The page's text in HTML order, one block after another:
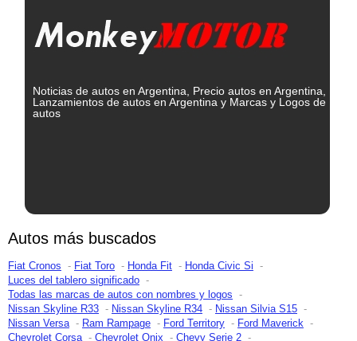
Noticias de autos en Argentina, Precio autos en Argentina,
Lanzamientos de autos en Argentina y Marcas y Logos de
autos
Autos más buscados
Fiat Cronos Fiat Toro Honda Fit
Honda Civic Si
Luces del tablero significado
Todas las marcas de autos con nombres y logos
Nissan Skyline R33
Nissan Skyline R34
Nissan Silvia S15
Nissan Versa
Ram Rampage Ford Territory
Ford Maverick
Chevrolet Corsa
Chevrolet Onix Chevy Serie 2